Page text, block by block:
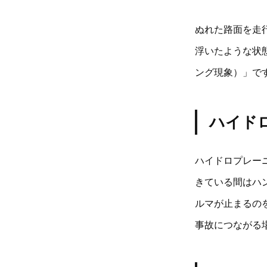
ぬれた路面を走
浮いたような状
ング現象）」で
ハイド
ハイドロプレー
きている間はハ
ルマが止まるの
事故につながる